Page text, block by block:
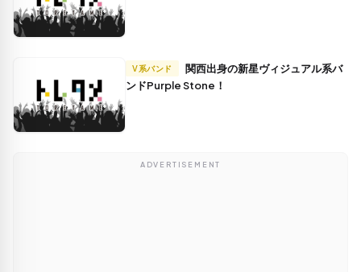
V系バンド
ンドPurple Stone！
ADVERTISEMENT